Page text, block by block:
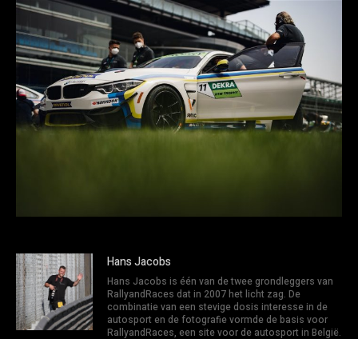
Hans Jacobs
Hans Jacobs is één van de twee grondleggers van
RallyandRaces dat in 2007 het licht zag. De
combinatie van een stevige dosis interesse in de
autosport en de fotografie vormde de basis voor
RallyandRaces, een site voor de autosport in België.